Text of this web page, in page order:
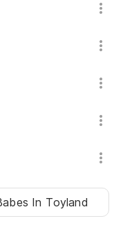
In Toyland